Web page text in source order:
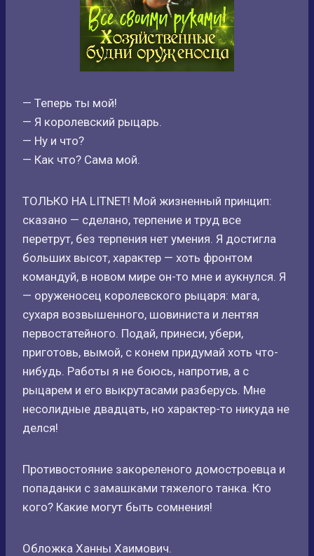
— Теперь ты мой!
— Я королевский рыцарь.
— Ну и что?
— Как что? Сама мой.
ТОЛЬКО НА LITNET! Мой жизненный принцип:
сказано — сделано, терпение и труд все
перетрут, без терпения нет умения. Я достигла
больших высот, характер — хоть фронтом
командуй, в новом мире он-то мне и аукнулся. Я
— оруженосец королевского рыцаря: мага,
сухаря возвышенного, шовиниста и лентяя
первостатейного. Подай, принеси, убери,
приготовь, вымой, с конем придумай хоть что-
нибудь. Работы я не боюсь, напротив, а с
рыцарем и его выкрутасами разберусь. Мне
несолидные двадцать, но характер-то никуда не
делся!
Противостояние закореленого домостроевца и
попаданки с замашками тяжелого танка. Кто
кого? Какие могут быть сомнения!
Обложка Ханны Хаимович.